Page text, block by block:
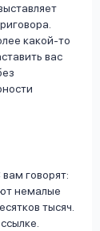
какой-то
вас
говорят:
немалые
тысяч.